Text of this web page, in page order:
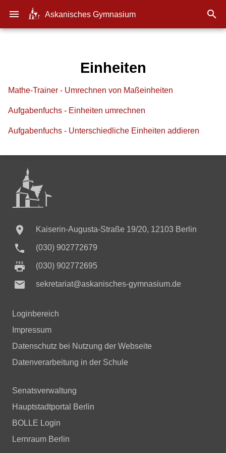
menu Askanisches Gymnasium 
Einheiten
Mathe-Trainer - Umrechnen von Maßeinheiten
Aufgabenfuchs - Einheiten umrechnen
Aufgabenfuchs - Unterschiedliche Einheiten addieren
 Kaiserin-Augusta-Straße 19/20, 12103 Berlin
 (030) 902772679
(030) 902772695
 sekretariat@askanisches-gymnasium.de
Loginbereich
Impressum
Datenschutz bei Nutzung der Webseite
Datenverarbeitung in der Schule
Senatsverwaltung
Hauptstadtportal Berlin
BOLLE Login
Lernraum Berlin